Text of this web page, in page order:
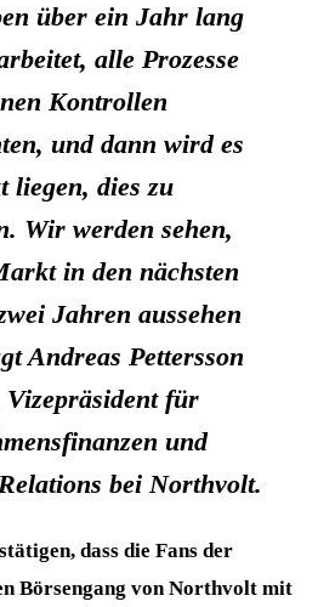
über ein Jahr lang
alle Prozesse
Kontrollen
und dann wird es
liegen, dies zu
Wir werden sehen,
in den nächsten
Jahren aussehen
Andreas Pettersson
Vizepräsident für
und
bei Northvolt.
dass die Fans der
Börsengang von Northvolt mit